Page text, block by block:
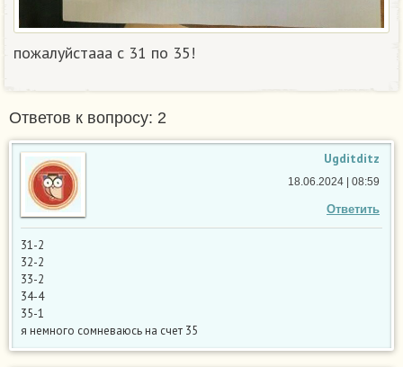
пожалуйстааа с 31 по 35!
Ответов к вопросу: 2
Ugditditz
Ответить
18.06.2024 | 08:59
31-2
32-2
33-2
34-4
35-1
я немного сомневаюсь на счет 35